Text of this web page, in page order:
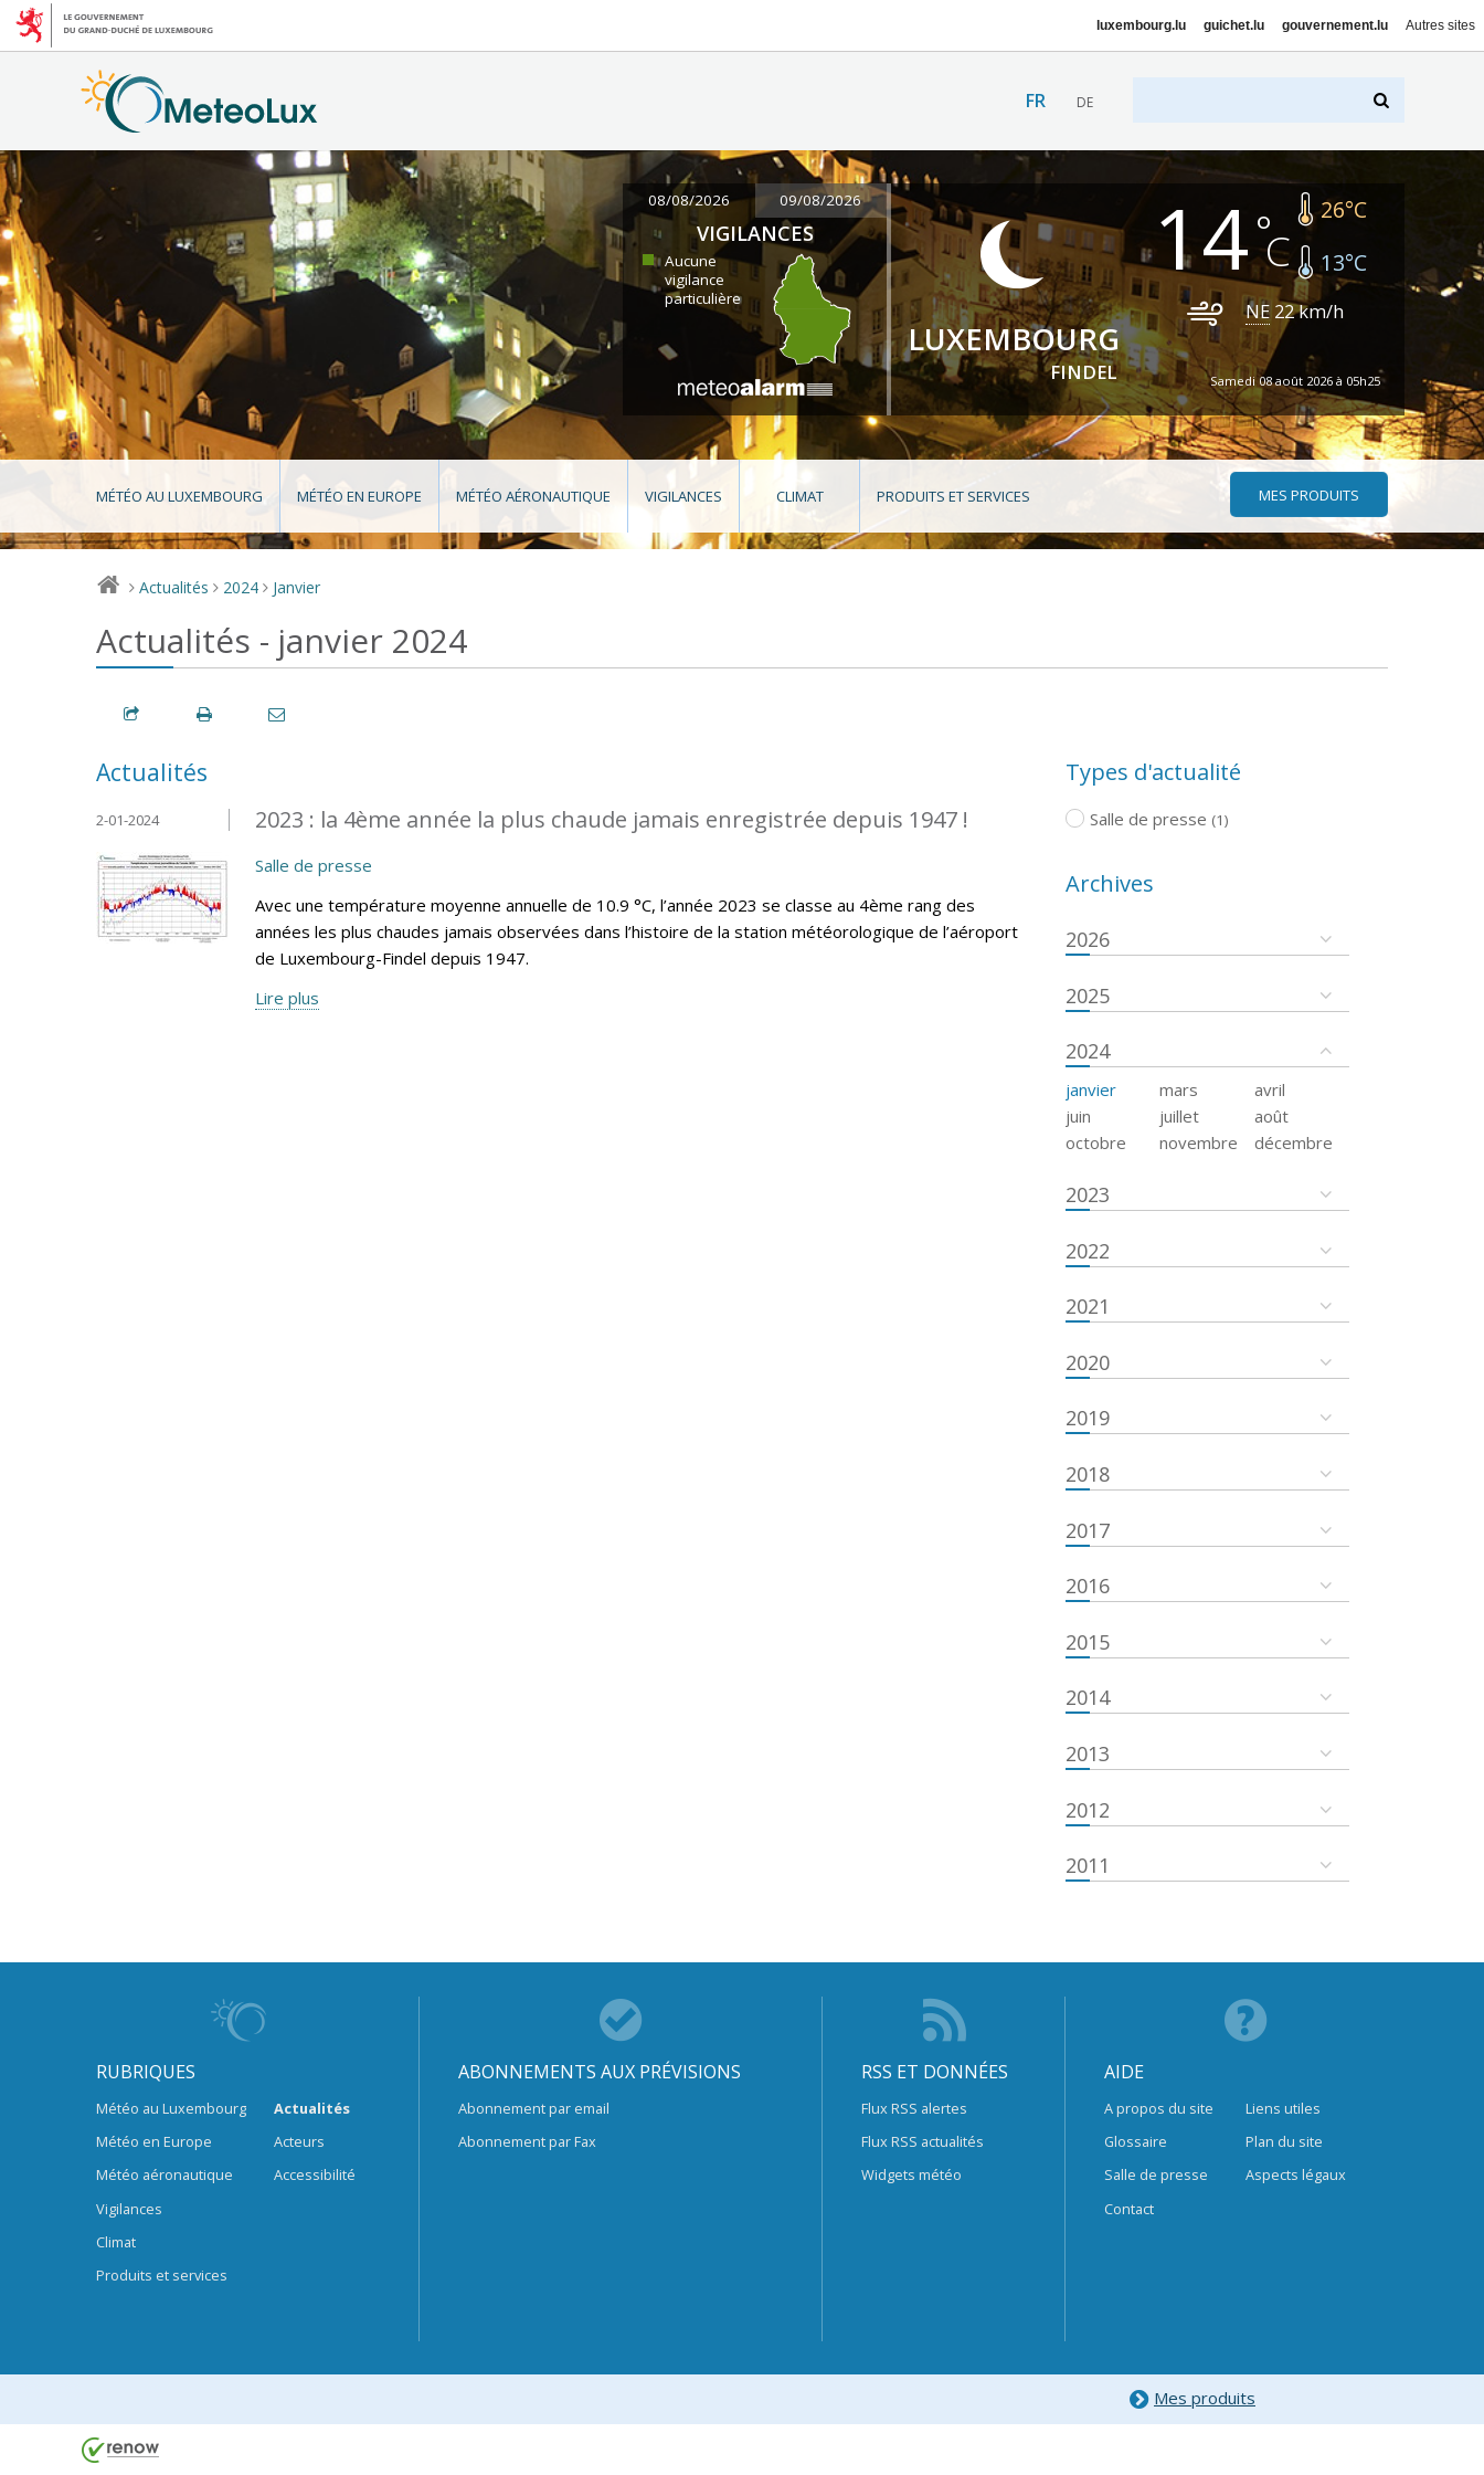
luxembourg.lu guichet.lu gouvernement.lu Autres sites
FR DE
08/08/2026 09/08/2026
VIGILANCES
Aucune
vigilance
particulière
LUXEMBOURG
FINDEL
14 26°C
13°C
NE 22km/h
Samedi 08 août 2026 à 05h25
MÉTÉO AU LUXEMBOURG MÉTÉO EN EUROPE MÉTÉO AÉRONAUTIQUE VIGILANCES CLIMAT PRODUITS ET SERVICES MES PRODUITS
> Actualités > 2024 > Janvier
Actualités - janvier 2024
Actualités
2023 : la 4ème année la plus chaude jamais enregistrée depuis 1947 !
2-01-2024
Salle de presse
Avec une température moyenne annuelle de 10.9 °C, l’année 2023 se classe au 4ème rang des
années les plus chaudes jamais observées dans l’histoire de la station météorologique de l’aéroport
de Luxembourg-Findel depuis 1947.
Lire plus
Types d'actualité
Salle de presse (1)
Archives
2026
2025
2024
janvier mars
avril
juin
juillet
août
octobre
novembre décembre
2023
2022
2021
2020
2019
2018
2017
2016
2015
2014
2013
2012
2011
RUBRIQUES
Météo au Luxembourg
Météo en Europe
Météo aéronautique
Vigilances
Climat
Produits et services
Actualités
Acteurs
Accessibilité
ABONNEMENTS AUX PRÉVISIONS
Abonnement par email
Abonnement par Fax
RSS ET DONNÉES
Flux RSS alertes
Flux RSS actualités
Widgets météo
AIDE
A propos du site
Glossaire
Salle de presse
Contact
Liens utiles
Plan du site
Aspects légaux
Mes produits